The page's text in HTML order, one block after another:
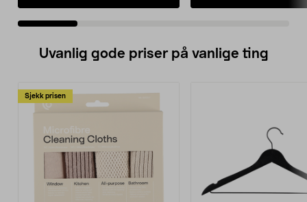
Uvanlig gode priser på vanlige ting
Sjekk prisen